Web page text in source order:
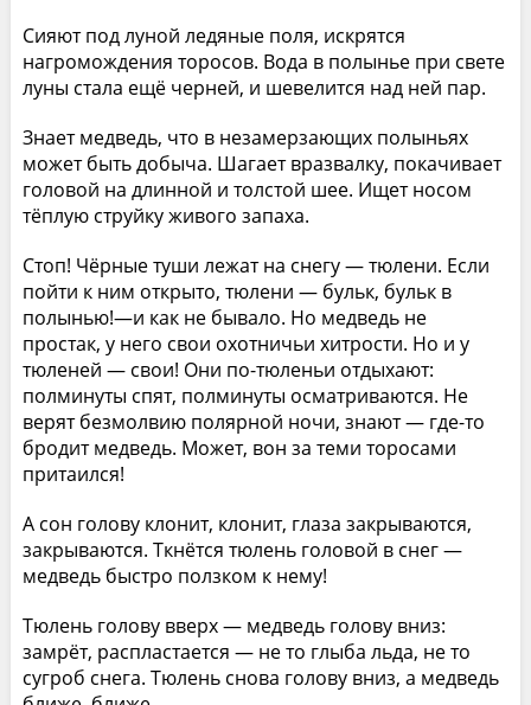
Сияют под луной ледяные поля, искрятся
нагромождения торосов. Вода в полынье при свете
луны стала ещё черней, и шевелится над ней пар.
Знает медведь, что в незамерзающих полыньях
может быть добыча. Шагает вразвалку, покачивает
головой на длинной и толстой шее. Ищет носом
тёплую струйку живого запаха.
Стоп! Чёрные туши лежат на снегу — тюлени. Если
пойти к ним открыто, тюлени — бульк, бульк в
полынью!—и как не бывало. Но медведь не
простак, у него свои охотничьи хитрости. Но и у
тюленей — свои! Они по-тюленьи отдыхают:
полминуты спят, полминуты осматриваются. Не
верят безмолвию полярной ночи, знают — где-то
бродит медведь. Может, вон за теми торосами
притаился!
А сон голову клонит, клонит, глаза закрываются,
закрываются. Ткнётся тюлень головой в снег —
медведь быстро ползком к нему!
Тюлень голову вверх — медведь голову вниз:
замрёт, распластается — не то глыба льда, не то
сугроб снега. Тюлень снова голову вниз, а медведь